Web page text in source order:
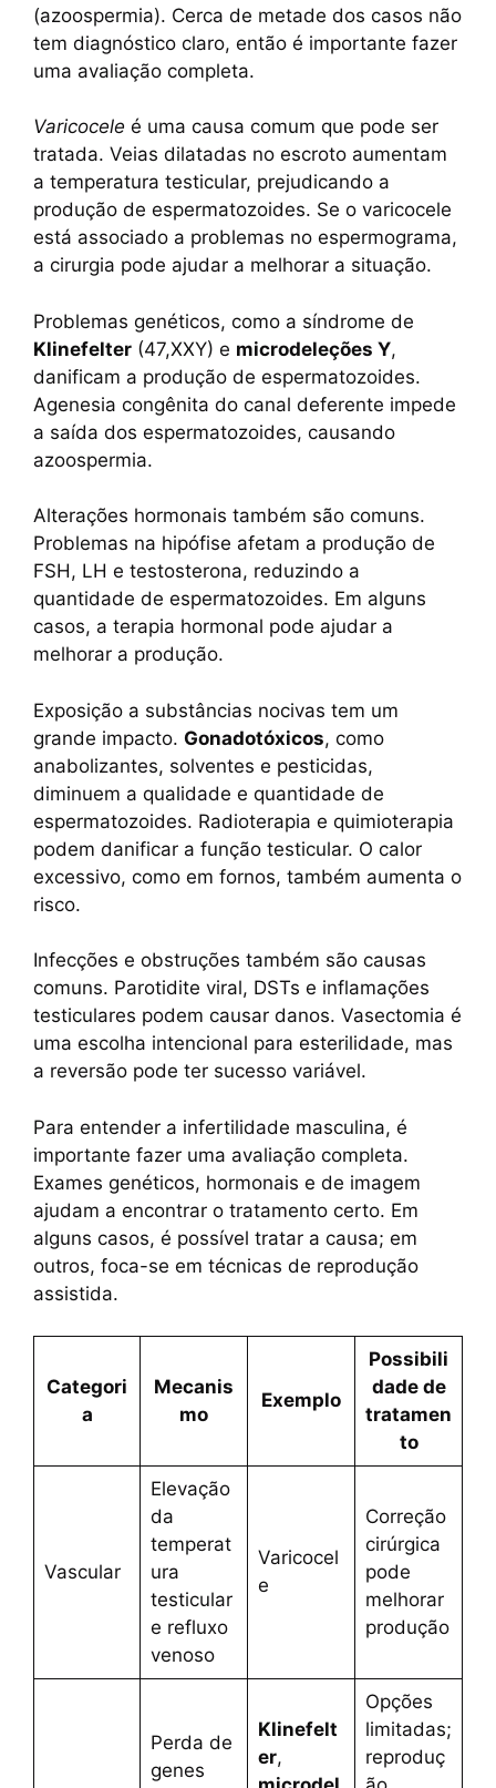
(azoospermia). Cerca de metade dos casos não
tem diagnóstico claro, então é importante fazer
uma avaliação completa.
Varicocele é uma causa comum que pode ser
tratada. Veias dilatadas no escroto aumentam
a temperatura testicular, prejudicando a
produção de espermatozoides. Se o varicocele
está associado a problemas no espermograma,
a cirurgia pode ajudar a melhorar a situação.
Problemas genéticos, como a síndrome de
Klinefelter (47,XXY) e microdeleções Y,
danificam a produção de espermatozoides.
Agenesia congênita do canal deferente impede
a saída dos espermatozoides, causando
azoospermia.
Alterações hormonais também são comuns.
Problemas na hipófise afetam a produção de
FSH, LH e testosterona, reduzindo a
quantidade de espermatozoides. Em alguns
casos, a terapia hormonal pode ajudar a
melhorar a produção.
Exposição a substâncias nocivas tem um
grande impacto. Gonadotóxicos, como
anabolizantes, solventes e pesticidas,
diminuem a qualidade e quantidade de
espermatozoides. Radioterapia e quimioterapia
podem danificar a função testicular. O calor
excessivo, como em fornos, também aumenta o
risco.
Infecções e obstruções também são causas
comuns. Parotidite viral, DSTs e inflamações
testiculares podem causar danos. Vasectomia é
uma escolha intencional para esterilidade, mas
a reversão pode ter sucesso variável.
Para entender a infertilidade masculina, é
importante fazer uma avaliação completa.
Exames genéticos, hormonais e de imagem
ajudam a encontrar o tratamento certo. Em
alguns casos, é possível tratar a causa; em
outros, foca-se em técnicas de reprodução
assistida.
Categori
a
Mecanis
mo
Exemplo
Possibili
dade de
tratamen
to
Vascular
Elevação
da
temperat
ura
testicular
e refluxo
venoso
Varicocel
e
Correção
cirúrgica
pode
melhorar
produção
Perda de
genes
Klinefelt
er,
Opções
limitadas;
reproduç